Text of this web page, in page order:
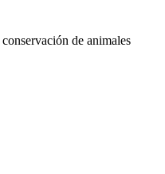
de animales